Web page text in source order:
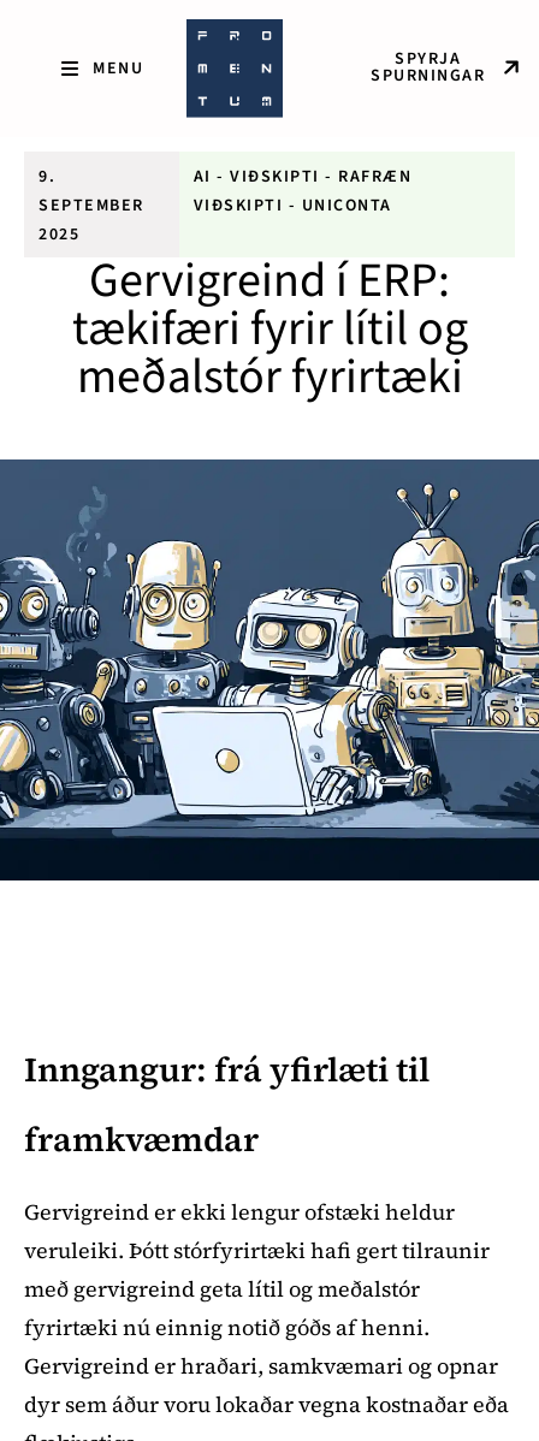
SPYRJA
SPURNINGAR
9.
SEPTEMBER
2025
AI -VIÐSKIPTI - RAFRÆN
VIÐSKIPTI - UNICONTA
Gervigreind í ERP:
tækifæri fyrir lítil og
meðalstór fyrirtæki
Inngangur: frá yfirlæti til
framkvæmdar
Gervigreind er ekki lengur ofstæki heldur
veruleiki. Þótt stórfyrirtæki hafi gert tilraunir
með gervigreind geta lítil og meðalstór
fyrirtæki nú einnig notið góðs af henni.
Gervigreind er hraðari, samkvæmari og opnar
dyr sem áður voru lokaðar vegna kostnaðar eða